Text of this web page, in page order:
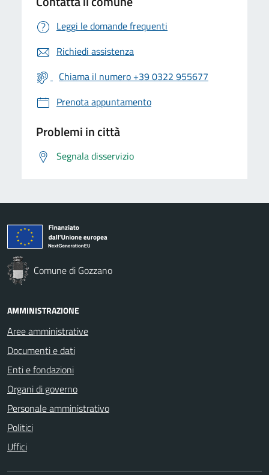
Leggi le domande frequenti
Richiedi assistenza
Chiama il numero +39 0322 955677
Prenota appuntamento
Problemi in città
Segnala disservizio
Comune di Gozzano
AMMINISTRAZIONE
Aree amministrative
Documenti e dati
Enti e fondazioni
Organi di governo
Personale amministrativo
Politici
Uffici